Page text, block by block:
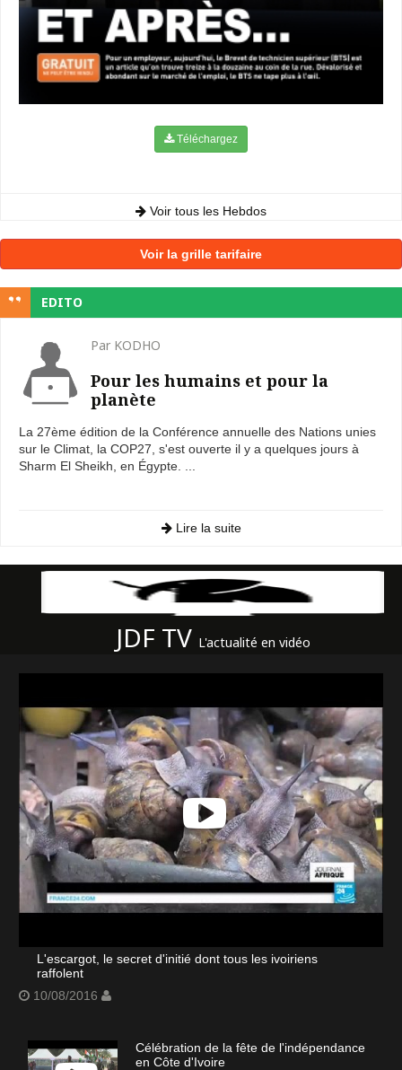
Téléchargez
Voir tous les Hebdos
Voir la grille tarifaire
EDITO
Par KODHO
Pour les humains et pour la
planète
La 27ème édition de la Conférence annuelle des Nations unies
sur le Climat, la COP27, s'est ouverte il y a quelques jours à
Sharm El Sheikh, en Égypte. ...
Lire la suite
JDF TV L'actualité en vidéo
L'escargot, le secret d'initié dont tous les ivoiriens
raffolent
10/08/2016
Célébration de la fête de l'indépendance
en Côte d'Ivoire